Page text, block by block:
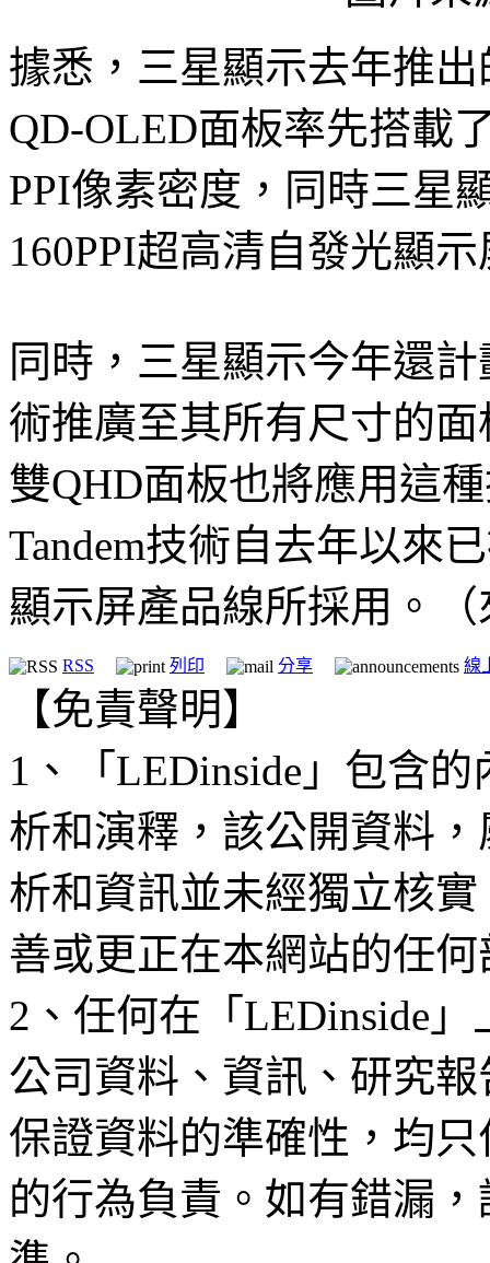
據悉，三星顯示去年推
QD-OLED面板率先搭載
PPI像素密度，同時三星
160PPI超高清自發光顯
同時，三星顯示今年還計
術推廣至其所有尺寸的
雙QHD面板也將應用這
Tandem技術自去年以來
顯示屏產品線所採用。
RSS 列印 分享 線
【免責聲明】
1、「LEDinside」包含
析和演釋，該公開資料
析和資訊並未經獨立核
善或更正在本網站的任
2、任何在「LEDinside
公司資料、資訊、研究
保證資料的準確性，均
的行為負責。如有錯漏